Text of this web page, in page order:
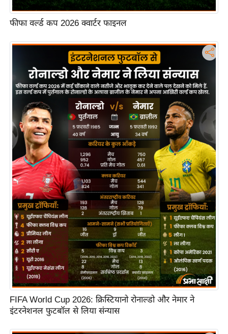
फीफा वर्ल्ड कप 2026 क्वार्टर फाइनल
FIFA World Cup 2026: क्रिस्टियानो रोनाल्डो और नेमार ने
इंटरनेशनल फुटबॉल से लिया संन्यास